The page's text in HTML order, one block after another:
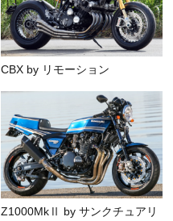
CBX by リモーション
Z1000MkⅡ by サンクチュアリ